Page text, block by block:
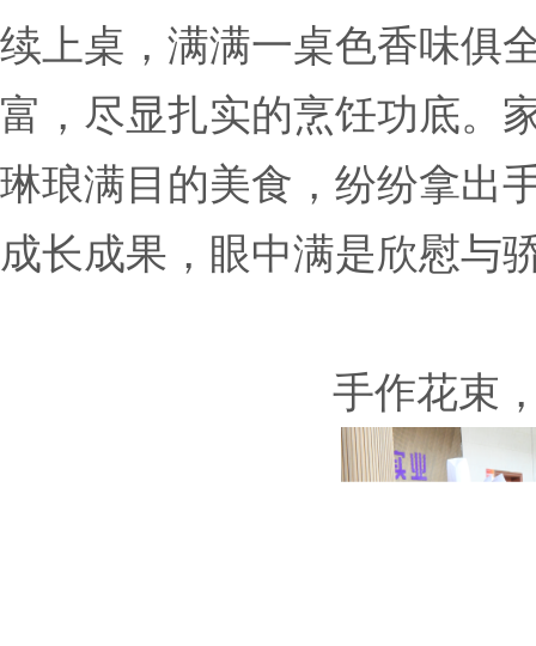
续上桌，满满一桌色香味俱
富，尽显扎实的烹饪功底。
琳琅满目的美食，纷纷拿出
成长成果，眼中满是欣慰与
手作花束